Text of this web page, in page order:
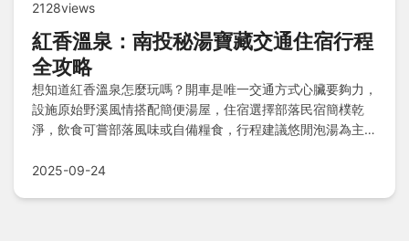
2128views
紅香溫泉：南投秘湯寶藏交通住宿行程
全攻略
想知道紅香溫泉怎麼玩嗎？開車是唯一交通方式心臟要夠力，
設施原始野溪風情搭配簡便湯屋，住宿選擇部落民宿簡樸乾
淨，飲食可嘗部落風味或自備糧食，行程建議悠閒泡湯為主，
2025-09-24